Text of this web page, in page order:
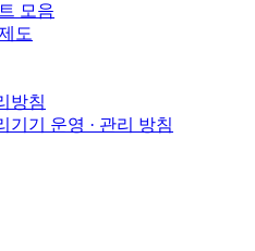
모음
도
방침
기기 운영 · 관리 방침